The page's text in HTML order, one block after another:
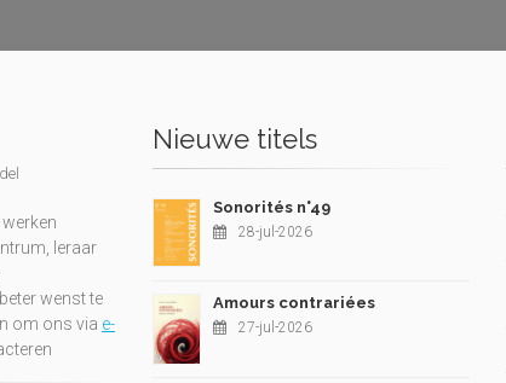
leraar
wenst te
om ons via e-
Nieuwe titels
Sonorités n°49
28-jul-2026
Amours contrariées
27-jul-2026